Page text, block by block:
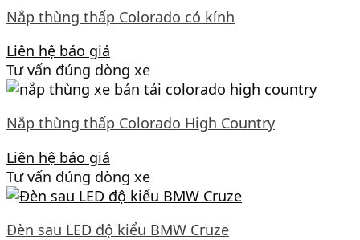
Nắp thùng thấp Colorado có kính
Liên hệ báo giá
Tư vấn đúng dòng xe
Nắp thùng thấp Colorado High Country
Liên hệ báo giá
Tư vấn đúng dòng xe
Đèn sau LED độ kiểu BMW Cruze